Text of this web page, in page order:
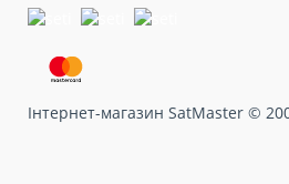
Інтернет-магазин SatMaster ©